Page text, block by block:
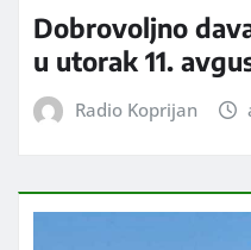
Dobrovoljno
u utorak 11.
Radio Koprijan